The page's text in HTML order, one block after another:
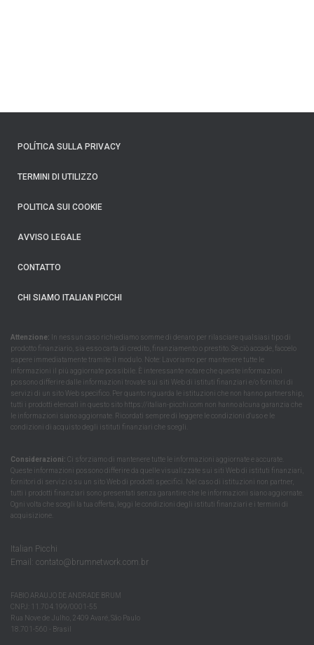
POLÍTICA SULLA PRIVACY
TERMINI DI UTILIZZO
POLITICA SUI COOKIE
AVVISO LEGALE
CONTATTO
CHI SIAMO ITALIAN PICCHI
Attenzione: In nessun caso richiediamo somme di denaro per rilasciare qualsiasi tipo di
prodotto finanziario, sia esso carta di credito, finanziamento o prestito. Se ciò accade, faccelo
sapere immediatamente tramite il modulo. Note: Lavoriamo per mantenere tutte le
informazioni il più aggiornate possibile. È interessante notare che queste informazioni
possono differire dalle informazioni trovate sui siti Web di istituti finanziari e/o fornitori di
servizi di un sito Web specifico. Per quanto riguarda le istituzioni che non hanno partnership,
tutti i prodotti elencati in questo sito https://italian-picchi.com non hanno alcuna garanzia che
le informazioni siano aggiornate. Ricordati sempre di leggere le condizioni d'uso e le
condizioni di acquisto degli istituti finanziari che scegli.
Considerazioni: Ci sforziamo di mantenere tutte le informazioni aggiornate e accurate.
Queste informazioni possono differire da quelle visualizzate sui siti Web di istituti finanziari,
fornitori di servizi o su un sito Web di prodotti specifici. Nel caso di istituzioni non partner,
tutti i prodotti finanziari sono presentati senza garantire che le informazioni siano aggiornate.
Ogni volta che scegli la tua offerta, leggi le condizioni degli istituti finanziari e i termini di
acquisizione.
Italian Picchi
Email: contato@brumnetwork.com.br
FABIO ARAUJO DE ANDRADE BRUM
CNPJ: 11.704.199/0001-55
Rua Nove de Julho, 2409 Avaré, São Paulo
18.701-560 - Brasil